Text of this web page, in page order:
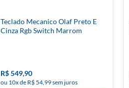
Teclado Mecanico Olaf Preto E
Cinza Rgb Switch Marrom
R$ 549,90
ou 10x de R$ 54,99 sem juros